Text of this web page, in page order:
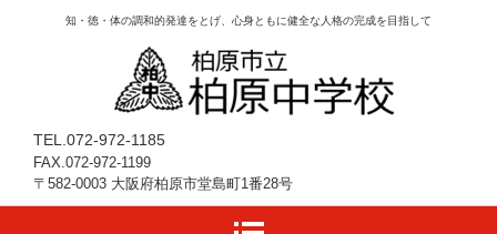
知・徳・体の調和的発達をとげ、心身ともに健全な人格の完成を目指して
TEL.072-972-1185
FAX.072-972-1199
〒582-0003 大阪府柏原市堂島町1番28号